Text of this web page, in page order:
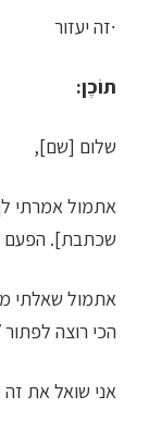
∙זה יעזור
תוֹכֶן:
שלום [שם],
אתמול אמרתי
שכתבת]. הפעם
אתמול שאלתי
הכי רוצה
אני שואל את